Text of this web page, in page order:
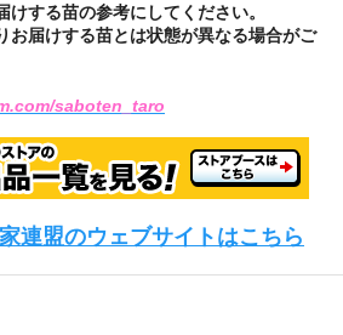
する苗の参考にしてください。
お届けする苗とは状態が異なる場合がご
saboten_taro
連盟のウェブサイトはこちら